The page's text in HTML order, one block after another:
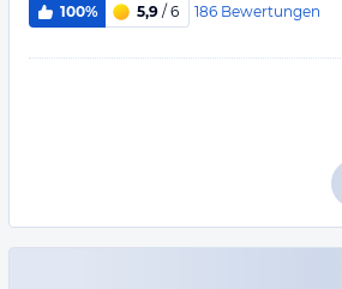
100% 5,9 / 6 186 Bewertungen